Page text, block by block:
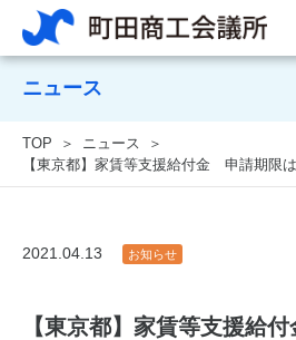
ニュース
TOP
ニュース
【東京都】家賃等支援給付金 申請期限
2021.04.13 お知らせ
【東京都】家賃等支援給